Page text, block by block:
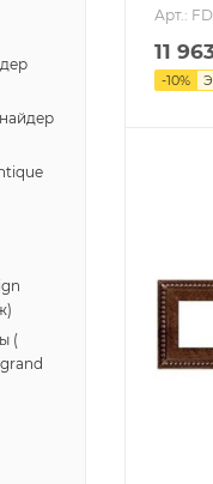
Арт.:
11
-10%
(